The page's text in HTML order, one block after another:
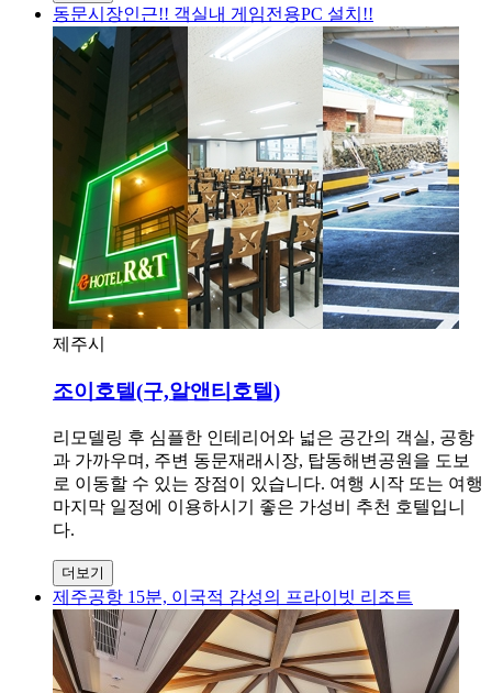
동문시장인근!! 객실내 게임전용PC 설치!!
제주시
조이호텔(구,알앤티호텔)
리모델링 후 심플한 인테리어와 넓은 공간의 객실, 공항
과 가까우며, 주변 동문재래시장, 탑동해변공원을 도보
로 이동할 수 있는 장점이 있습니다. 여행 시작 또는 여행
마지막 일정에 이용하시기 좋은 가성비 추천 호텔입니
다.
더보기
제주공항 15분, 이국적 감성의 프라이빗 리조트